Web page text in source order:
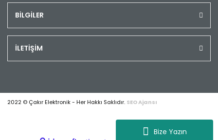
Bize Yazın
BİLGİLER
İLETİŞİM
2022 © Çakır Elektronik - Her Hakkı Saklıdır. SEO Ajansı